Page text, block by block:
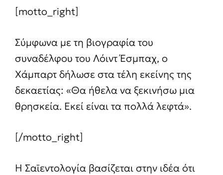
[motto_right]
Σύμφωνα με τη βιογραφία του
συναδέλφου του Λόιντ Έσμπαχ, ο
Χάμπαρτ δήλωσε στα τέλη εκείνης της
δεκαετίας: «Θα ήθελα να ξεκινήσω μια
θρησκεία. Εκεί είναι τα πολλά λεφτά».
[/motto_right]
Η Σαϊεντολογία βασίζεται στην ιδέα ότι